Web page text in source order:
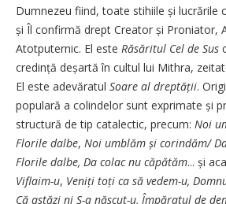
Dumnezeu fiind, toate stihiile și lucrările
și Îl confirmă drept Creator și Proniator,
Atotputernic. El este Răsăritul Cel de Sus
credință deșartă în cultul lui Mithra,
El este adevăratul Soare al dreptății.
populară a colindelor sunt exprimate și
structură de tip catalectic, precum: Noi
Florile dalbe, Noi umblăm și corindăm/
Florile dalbe, Da colac nu căpătăm... și
Viflaim-u, Veniți toți ca să vedem-u,
Că astăzi ni S-a născut-u, Împăratul de